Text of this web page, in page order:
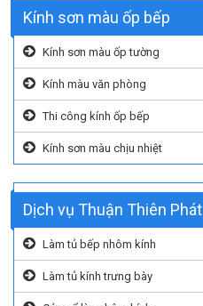
Kính sơn màu ốp bếp
Kính sơn màu ốp tường
Kính màu văn phòng
Thi công kính ốp bếp
Kính sơn màu chịu nhiệt
Dịch vụ Thuận Thiên Phát
Làm tủ bếp nhôm kính
Làm tủ kính trưng bày